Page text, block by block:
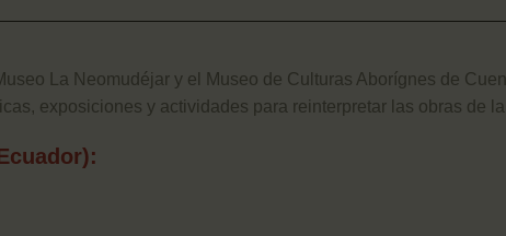
La Neomudéjar y el Museo de Culturas Aborígnes de
exposiciones y actividades para reinterpretar las obras de